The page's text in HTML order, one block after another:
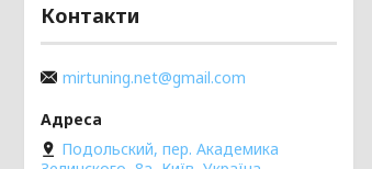
Контакти
mirtuning.net@gmail.com
Подольский, пер. Академика